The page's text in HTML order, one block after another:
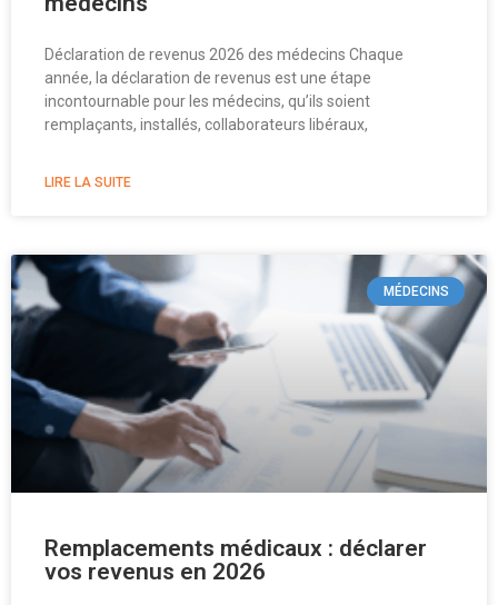
Déclaration de revenus 2026 des médecins Chaque
année, la déclaration de revenus est une étape
incontournable pour les médecins, qu’ils soient
remplaçants, installés, collaborateurs libéraux,
LIRE LA SUITE
MÉDECINS
Remplacements médicaux : déclarer
vos revenus en 2026